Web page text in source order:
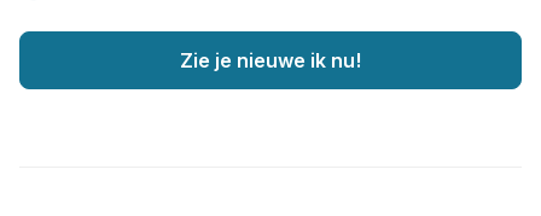
Zie je nieuwe ik nu!